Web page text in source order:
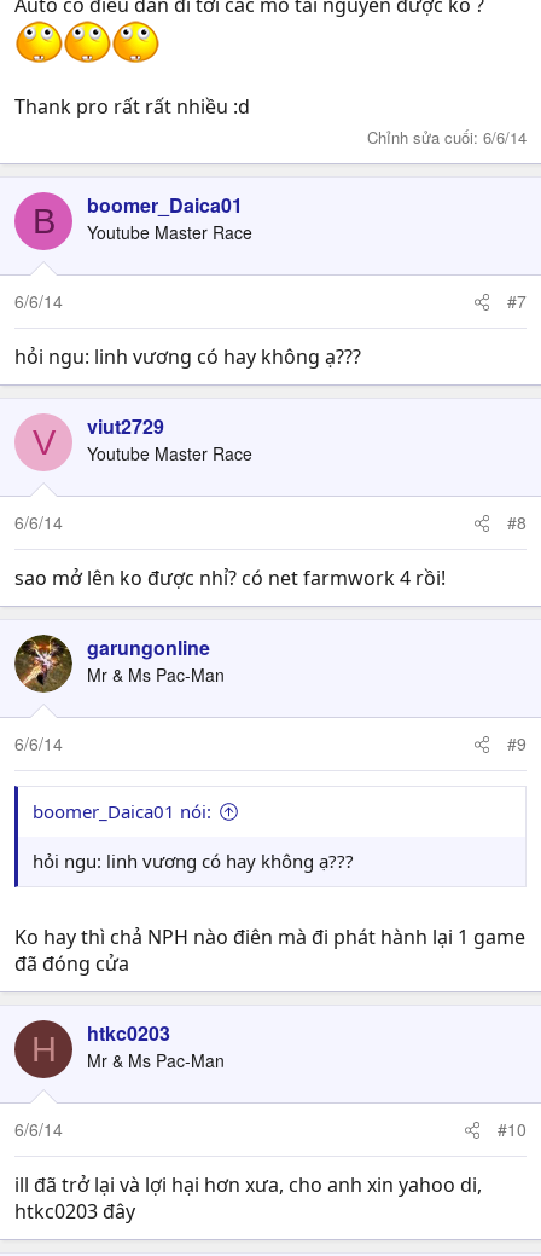
Thank pro rất rất nhiều :d
Chỉnh sửa cuối: 6/6/14
B boomer_Daica01
Youtube Master Race
6/6/14 #7
hỏi ngu: linh vương có hay không ạ???
V viut2729
Youtube Master Race
6/6/14 #8
sao mở lên ko được nhỉ? có net farmwork 4 rồi!
garungonline
Mr & Ms Pac-Man
6/6/14 #9
boomer_Daica01 nói:
hỏi ngu: linh vương có hay không ạ???
Ko hay thì chả NPH nào điên mà đi phát hành lại 1 game
đã đóng cửa
H htkc0203
Mr & Ms Pac-Man
6/6/14 #10
ill đã trở lại và lợi hại hơn xưa, cho anh xin yahoo di,
htkc0203 đây